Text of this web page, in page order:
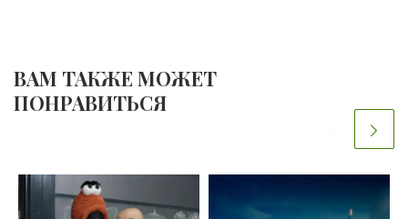
ВАМ ТАКЖЕ МОЖЕТ
ПОНРАВИТЬСЯ